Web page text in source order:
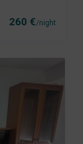
260 €/night